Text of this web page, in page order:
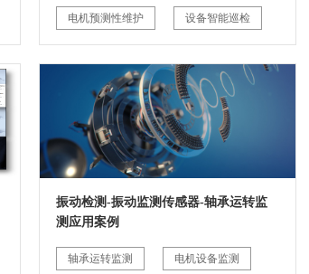
电机预测性维护 设备智能巡检
振动检测-振动监测传感器-轴承运转监
测应用案例
轴承运转监测 电机设备监测